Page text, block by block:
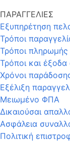
ΠΑΡΑΓΓΕΛΙΕΣ
Εξυπηρέτηση
Τρόποι
Τρόποι πληρωμής
Τρόποι και
Χρόνοι
Εξέλιξη
Μειωμένο ΦΠΑ
Δικαιούσαι
Ασφάλεια
Πολιτική